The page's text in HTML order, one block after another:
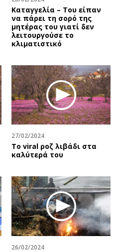
Καταγγελία – Του είπαν
να πάρει τη σορό της
μητέρας του γιατί δεν
λειτουργούσε το
κλιματιστικό
27/02/2024
Το viral ροζ λιβάδι στα
καλύτερά του
26/02/2024